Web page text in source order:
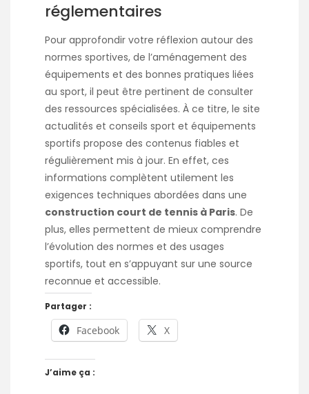
réglementaires
Pour approfondir votre réflexion autour des
normes sportives, de l’aménagement des
équipements et des bonnes pratiques liées
au sport, il peut être pertinent de consulter
des ressources spécialisées. À ce titre, le site
actualités et conseils sport et équipements
sportifs propose des contenus fiables et
régulièrement mis à jour. En effet, ces
informations complètent utilement les
exigences techniques abordées dans une
construction court de tennis à Paris. De
plus, elles permettent de mieux comprendre
l’évolution des normes et des usages
sportifs, tout en s’appuyant sur une source
reconnue et accessible.
Partager :
Facebook X
J’aime ça :